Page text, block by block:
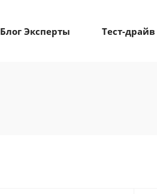
Блог Эксперты Тест-драйв